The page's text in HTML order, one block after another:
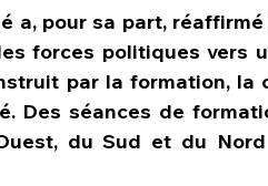
a, pour sa part,
forces politiques vers
par la formation, la
Des séances de
du Sud et du